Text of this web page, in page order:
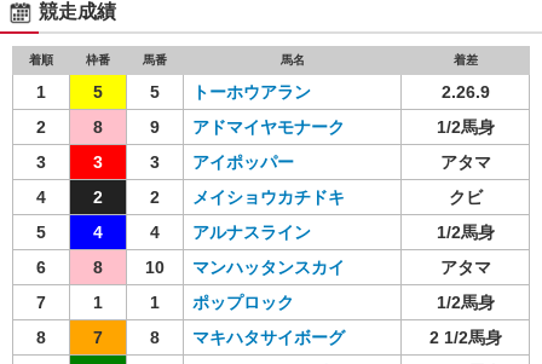
競走成績
着順 枠番 馬番 馬名 着差
1 5 5 トーホウアラン
2.26.9
2
8 9 アドマイヤモナーク
1/2馬身
3
3 3 アイポッパー
アタマ
4
2 2 メイショウカチドキ
クビ
5
4 4 アルナスライン
1/2馬身
6
8 10 マンハッタンスカイ
アタマ
7
1 1 ポップロック
1/2馬身
8
7 8 マキハタサイボーグ
2 1/2馬身